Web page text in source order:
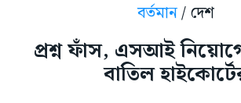
বর্তমান/ দেশ
প্রশ্ন ফাঁস, এসআই
বাতিল